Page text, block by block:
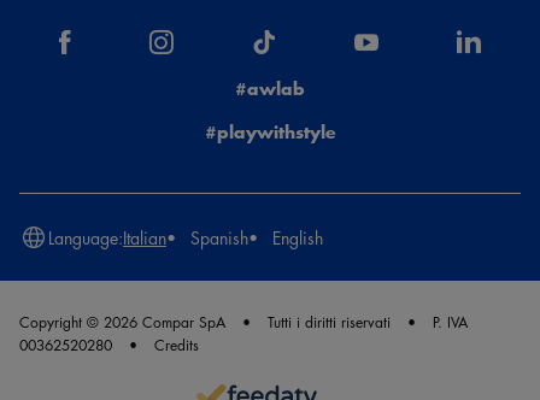
#awlab
#playwithstyle
Language:Italian Spanish English
Copyright © 2026 Compar SpA Tutti i diritti riservati
P. IVA
00362520280
Credits